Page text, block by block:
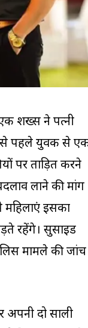
शख्स ने पत्नी
से पहले युवक से
प्रताड़ित करने
लाने की मांग
महिलाएं इसका
रहेंगे। सुसाइड
मामले की जांच
अपनी दो साली